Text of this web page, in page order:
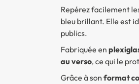
Repérez facilement
bleu brillant. Elle est
publics.
Fabriquée en
au verso, ce qui le
Grâce à son format